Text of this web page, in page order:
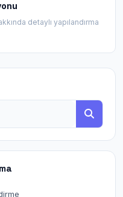
detaylı yapılandırma